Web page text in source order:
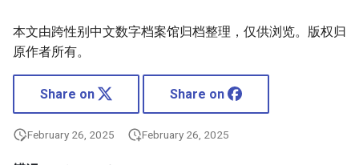
本文由跨性别中文数字档案馆归档整理，仅供浏览。版权归
原作者所有。
Share on Share on
February 26, 2025 February 26, 2025